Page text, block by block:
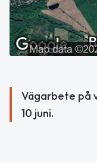
Vägarbete på
10 juni.